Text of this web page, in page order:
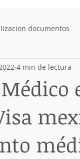
documentos
Deportation
GOLDEN
Investing in México
4 min de lectura